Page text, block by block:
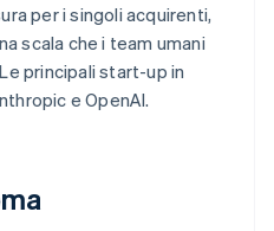
per i singoli acquirenti,
scala che i team umani
principali start-up in
e OpenAI.